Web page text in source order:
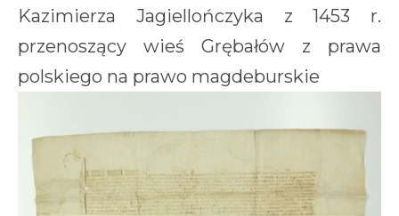
Kazimierza Jagiellończyka z 1453 r.
przenoszący wieś Grębałów z prawa
polskiego na prawo magdeburskie